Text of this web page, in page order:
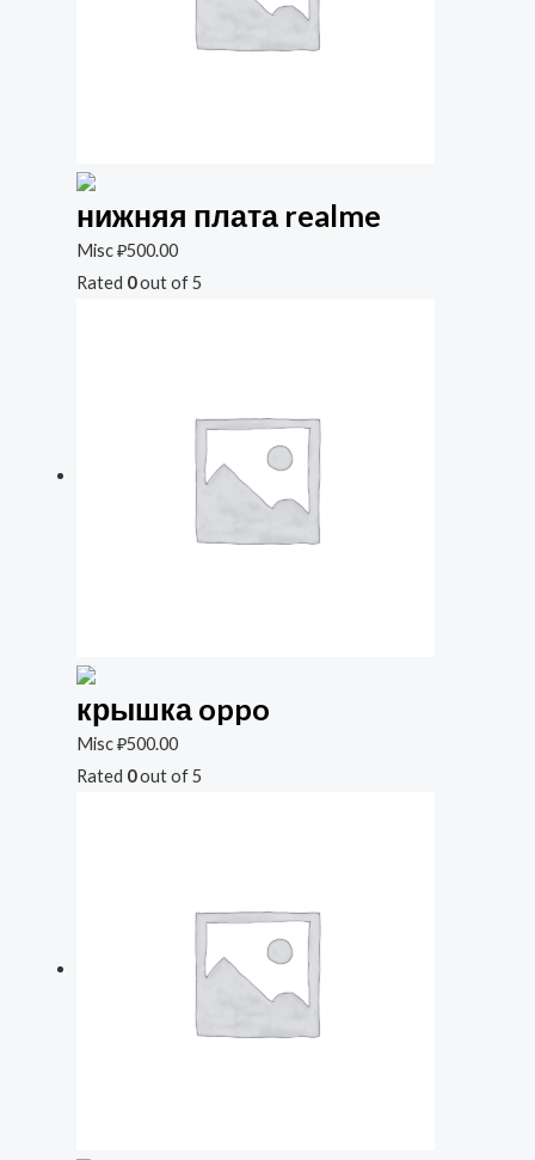
нижняя плата realme
Misc₽500.00
Rated 0out of 5
крышка oppo
Misc₽500.00
Rated 0out of 5